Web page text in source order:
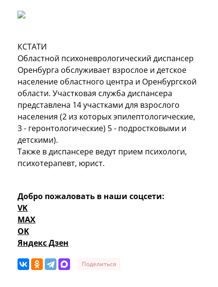
КСТАТИ
Областной психоневрологический диспансер
Оренбурга обслуживает взрослое и детское
население областного центра и Оренбургской
области. Участковая служба диспансера
представлена 14 участками для взрослого
населения (2 из которых эпилептологические,
3 - геронтологические) 5 - подростковыми и
детскими).
Также в диспансере ведут прием психологи,
психотерапевт, юрист.
Добро пожаловать в наши соцсети:
VK
MAX
OK
Яндекс Дзен
Поделиться